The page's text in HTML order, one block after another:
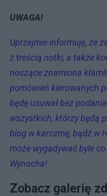
UWAGA!
Uprzejmie informuję, że
z treścią notki, a także
noszące znamiona
pomówień kierowanych
będę usuwał bez
wszystkich, którzy będą
blog w karczmę, bądź w
może wygadywać byle co
Wynocha!
Zobacz galerię